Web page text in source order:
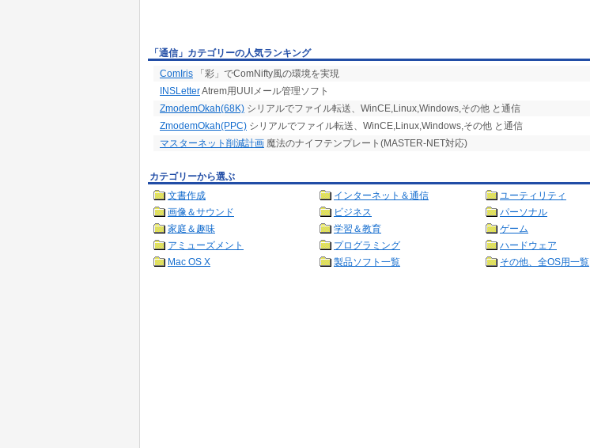
「通信」カテゴリーの人気ランキング
ComIris 「彩」でComNifty風の環境を実現
INSLetterAtrem用UUIメール管理ソフト
ZmodemOkah(68K) シリアルでファイル転送、WinCE,Linux,Windows,その他 と通信
ZmodemOkah(PPC) シリアルでファイル転送、WinCE,Linux,Windows,その他 と通信
マスターネット削減計画 魔法のナイフテンプレート(MASTER-NET対応)
カテゴリーから選ぶ
文書作成
インターネット＆通信
ユーティリティ
画像＆サウンド
ビジネス
パーソナル
家庭＆趣味
学習＆教育
ゲーム
アミューズメント
プログラミング
ハードウェア
Mac OS X
製品ソフト一覧 その他、全OS用一覧